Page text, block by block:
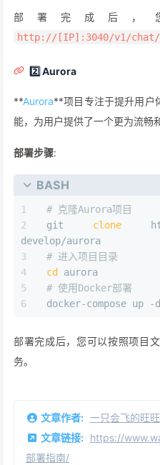
部署完成后，
http://[IP]:3040/v1/chat/
2️⃣ Aurora
**Aurora**项目专注于提升用户
能，为用户提供了一个更为流畅
部署步骤:
BASH
# 克隆Aurora项目
git clone
develop/aurora
# 进入项目目录
cd
aurora
# 使用Docker部署
docker-compose up -d
部署完成后，您可以按照项目
务。
文章作者: 一只会飞的旺旺
文章链接: https://
部署指南/